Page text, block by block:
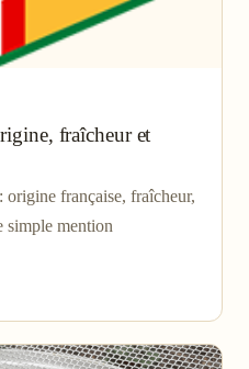
fraîcheur et
française, fraîcheur,
simple mention